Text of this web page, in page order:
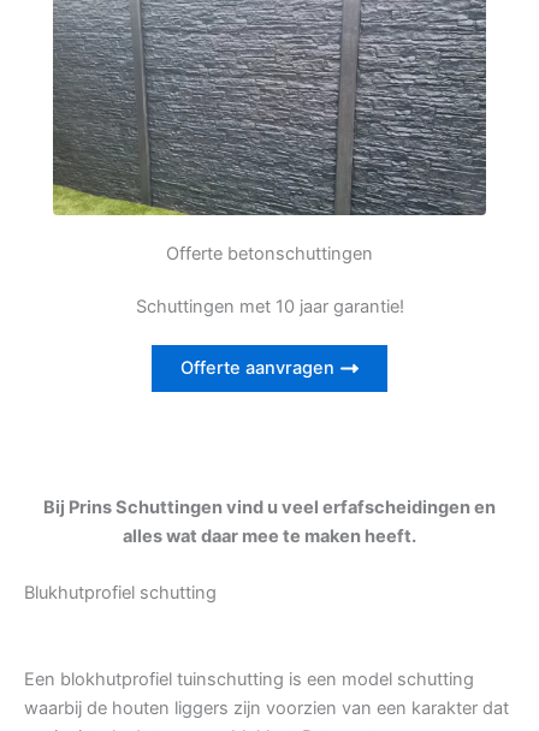
Offerte betonschuttingen
Schuttingen met 10 jaar garantie!
Offerte aanvragen
Bij Prins Schuttingen vind u veel erfafscheidingen en
alles wat daar mee te maken heeft.
Blukhutprofiel schutting
Een blokhutprofiel tuinschutting is een model schutting
waarbij de houten liggers zijn voorzien van een karakter dat